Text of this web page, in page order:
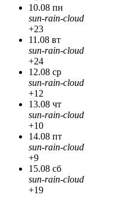
10.08 пн
sun-rain-cloud
+23
11.08 вт
sun-rain-cloud
+24
12.08 ср
sun-rain-cloud
+12
13.08 чт
sun-rain-cloud
+10
14.08 пт
sun-rain-cloud
+9
15.08 сб
sun-rain-cloud
+19